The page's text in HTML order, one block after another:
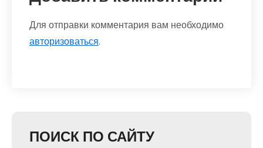
Для отправки комментария вам необходимо
авторизоваться.
ПОИСК ПО САЙТУ